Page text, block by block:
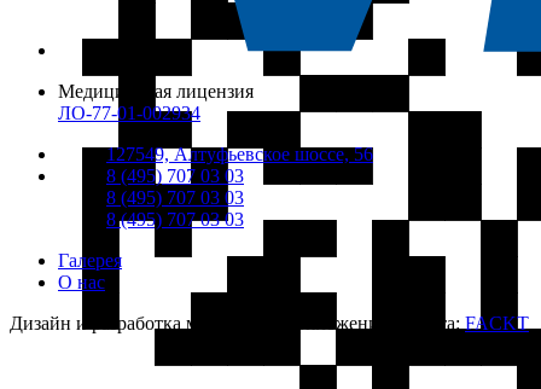
Медицинская лицензия
ЛО-77-01-002934
127549, Алтуфьевское шоссе, 56
8 (495) 707 03 03
8 (495) 707 03 03
8 (495) 707 03 03
Галерея
О нас
Дизайн и разработка мобильных приложений и сайта: FACKT